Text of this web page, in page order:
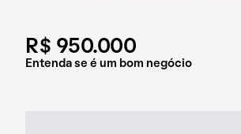
R$ 950.000
Entenda se é um bom negócio